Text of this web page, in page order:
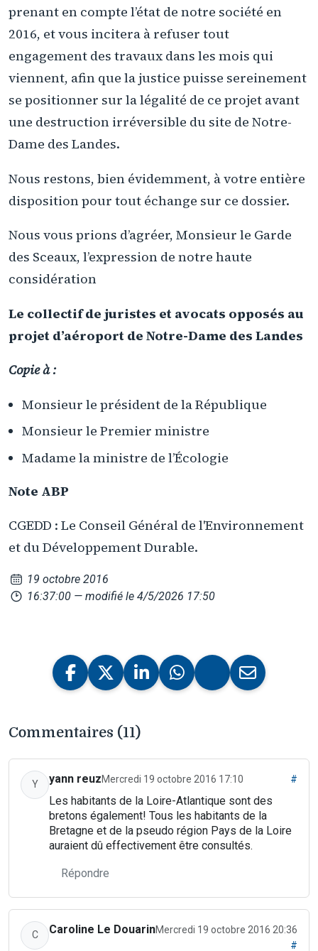
prenant en compte l’état de notre société en
2016, et vous incitera à refuser tout
engagement des travaux dans les mois qui
viennent, afin que la justice puisse sereinement
se positionner sur la légalité de ce projet avant
une destruction irréversible du site de Notre-
Dame des Landes.
Nous restons, bien évidemment, à votre entière
disposition pour tout échange sur ce dossier.
Nous vous prions d’agréer, Monsieur le Garde
des Sceaux, l’expression de notre haute
considération
Le collectif de juristes et avocats opposés au
projet d’aéroport de Notre-Dame des Landes
Copie à :
Monsieur le président de la République
Monsieur le Premier ministre
Madame la ministre de l’Écologie
Note ABP
CGEDD : Le Conseil Général de l'Environnement
et du Développement Durable.
19 octobre 2016
16:37:00 — modifié le 4/5/2026 17:50
Commentaires (11)
Y yann reuzMercredi 19 octobre 2016 17:10 #
Les habitants de la Loire-Atlantique sont des
bretons également! Tous les habitants de la
Bretagne et de la pseudo région Pays de la Loire
auraient dû effectivement être consultés.
Répondre
C Caroline Le DouarinMercredi 19 octobre 2016 20:36
#